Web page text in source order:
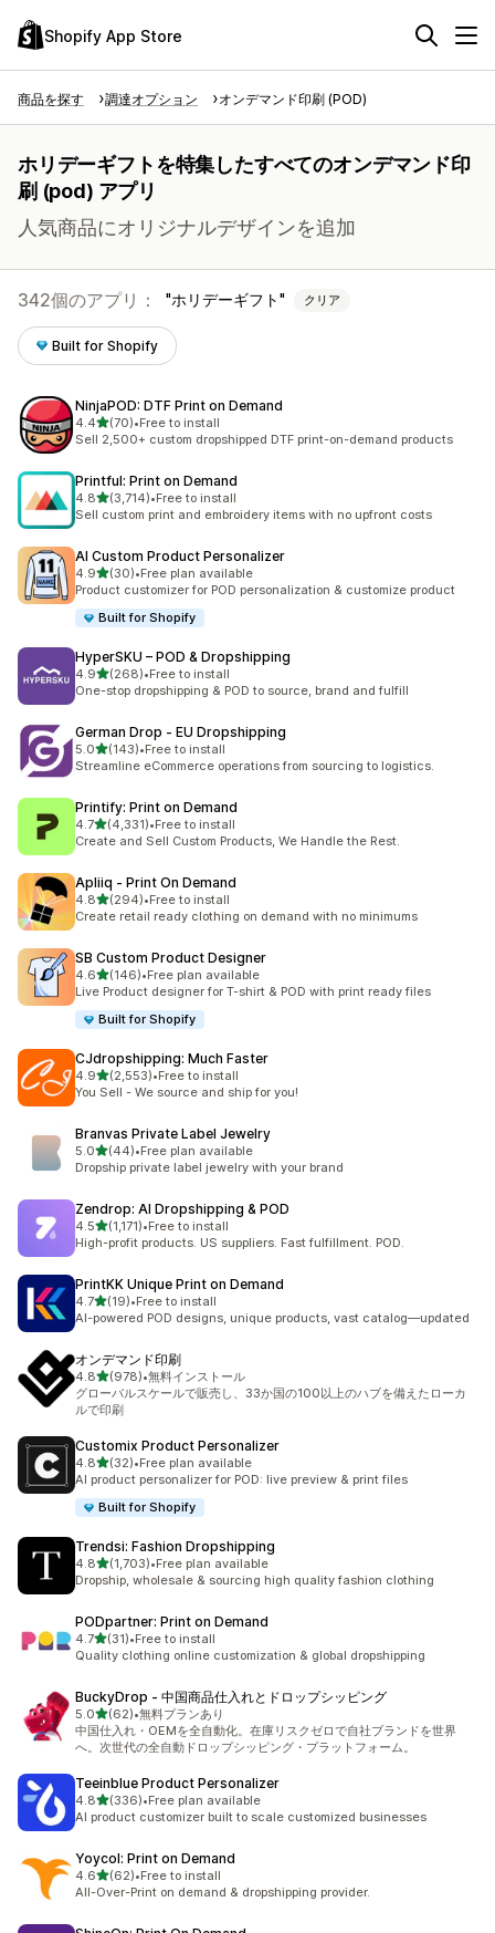
Shopify App Store
商品を探す 調達オプション オンデマンド印刷 (POD)
ホリデーギフトを特集したすべてのオンデマンド印
刷 (pod) アプリ
人気商品にオリジナルデザインを追加
342個のアプリ： ホリデーギフト クリア
Built for Shopify
NinjaPOD: DTF Print on Demand
4.45つ星中
(70)
合計レビュー数：70件
•Free to install
Sell 2,500+ custom dropshipped DTF print-on-demand products
Printful: Print on Demand
4.85つ星中
(3,714)
合計レビュー数：3714件
•Free to install
Sell custom print and embroidery items with no upfront costs
AI Custom Product Personalizer
4.95つ星中
(30)
合計レビュー数：30件
•Free plan available
Product customizer for POD personalization & customize product
Built for Shopify
HyperSKU – POD & Dropshipping
4.95つ星中
(268)
合計レビュー数：268件
•Free to install
One-stop dropshipping & POD to source, brand and fulfill
German Drop ‑ EU Dropshipping
5.05つ星中
(143)
合計レビュー数：143件
•Free to install
Streamline eCommerce operations from sourcing to logistics.
Printify: Print on Demand
4.75つ星中
(4,331)
合計レビュー数：4331件
•Free to install
Create and Sell Custom Products, We Handle the Rest.
Apliiq ‑ Print On Demand
4.85つ星中
(294)
合計レビュー数：294件
•Free to install
Create retail ready clothing on demand with no minimums
SB Custom Product Designer
4.65つ星中
(146)
合計レビュー数：146件
•Free plan available
Live Product designer for T-shirt & POD with print ready files
Built for Shopify
CJdropshipping: Much Faster
4.95つ星中
(2,553)
合計レビュー数：2553件
•Free to install
You Sell - We source and ship for you!
Branvas Private Label Jewelry
5.05つ星中
(44)
合計レビュー数：44件
•Free plan available
Dropship private label jewelry with your brand
Zendrop: AI Dropshipping & POD
4.55つ星中
(1,171)
合計レビュー数：1171件
•Free to install
High-profit products. US suppliers. Fast fulfillment. POD.
PrintKK Unique Print on Demand
4.75つ星中
(19)
合計レビュー数：19件
•Free to install
AI-powered POD designs, unique products, vast catalog—updated
オンデマンド印刷
4.85つ星中
(978)
合計レビュー数：978件
•無料インストール
グローバルスケールで販売し、33か国の100以上のハブを備えたローカ
ルで印刷
Customix Product Personalizer
4.85つ星中
(32)
合計レビュー数：32件
•Free plan available
AI product personalizer for POD: live preview & print files
Built for Shopify
Trendsi: Fashion Dropshipping
4.85つ星中
(1,703)
合計レビュー数：1703件
•Free plan available
Dropship, wholesale & sourcing high quality fashion clothing
PODpartner: Print on Demand
4.75つ星中
(31)
合計レビュー数：31件
•Free to install
Quality clothing online customization & global dropshipping
BuckyDrop ‑ 中国商品仕入れとドロップシッピング
5.05つ星中
(62)
合計レビュー数：62件
•無料プランあり
中国仕入れ・OEMを全自動化。在庫リスクゼロで自社ブランドを世界
へ。次世代の全自動ドロップシッピング・プラットフォーム。
Teeinblue Product Personalizer
4.85つ星中
(336)
合計レビュー数：336件
•Free plan available
AI product customizer built to scale customized businesses
Yoycol: Print on Demand
4.65つ星中
(62)
合計レビュー数：62件
•Free to install
All-Over-Print on demand & dropshipping provider.